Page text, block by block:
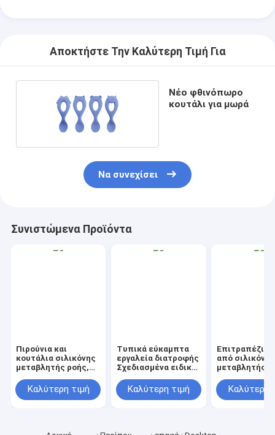
Αποκτήστε Την Καλύτερη Τιμή Για
Νέο φθινόπωρο
κουτάλι για μωρά
Να συνεχίσει
Συνιστώμενα Προϊόντα
Πιρούνια και
κουτάλια σιλικόνης
μεταβλητής ροής,
ανθεκτικό στη
θερμότητα, μη
Καλύτερη τιμή
Τυπικά εύκαμπτα
εργαλεία διατροφής
Σχεδιασμένα ειδικά
που προωθούν
άνετες και
Καλύτερη τιμή
Επιτραπέζια
από σιλικόνη
μεταβλητής
καθαρίζονται
εύκολα και
Καλύτερη